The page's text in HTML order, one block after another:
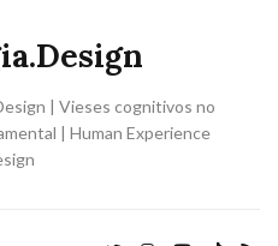
| Vieses cognitivos no
| Human Experience